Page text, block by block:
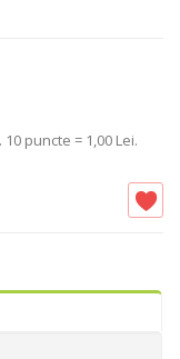
10 puncte = 1,00 Lei.